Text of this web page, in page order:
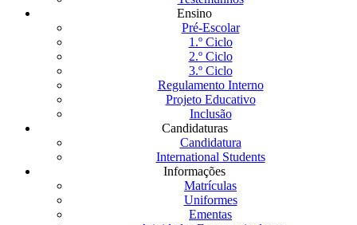
Ensino
Pré-Escolar
1.º Ciclo
2.º Ciclo
3.º Ciclo
Regulamento Interno
Projeto Educativo
Inclusão
Candidaturas
Candidatura
International Students
Informações
Matrículas
Uniformes
Ementas